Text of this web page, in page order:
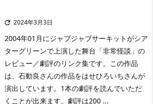
 2024年3月3日
2004年01月にジャブジャブサーキットがシア
ターグリーンで上演した舞台「非常怪談」の
レビュー／劇評のリンク集です。この作品
は、石動良さんの作品をはせひろいちさんが
演出しています。1本の劇評を読んでいただ
くことが出来ます。劇評は200 ...